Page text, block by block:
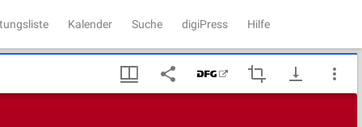
Kalender Suche digiPress Hilfe